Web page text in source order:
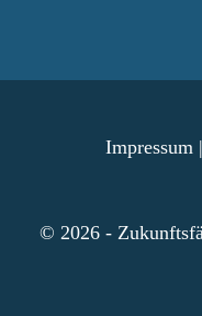
Impressum|
© 2026 -